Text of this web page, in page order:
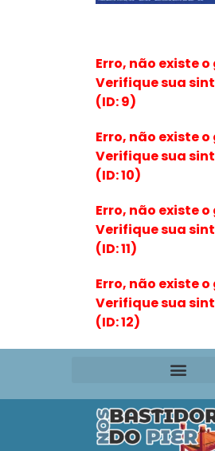
Erro, não existe
Verifique sua
(ID: 9)
Erro, não existe
Verifique sua
(ID: 10)
Erro, não existe
Verifique sua
(ID: 11)
Erro, não existe
Verifique sua
(ID: 12)